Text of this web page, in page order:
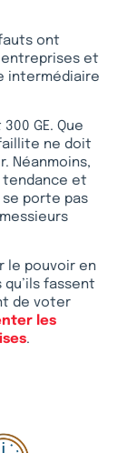
ont
entreprises et
intermédiaire
GE. Que
ne doit
Néanmoins,
tendance et
se porte pas
le pouvoir en
fassent
de voter
les
.